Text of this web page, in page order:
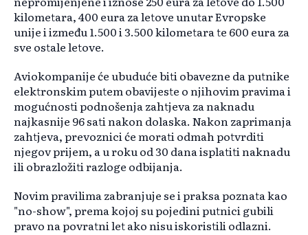
kilometara, 400 eura za letove unutar Evropske
unije i između 1.500 i 3.500 kilometara te 600 eura za
sve ostale letove.
Aviokompanije će ubuduće biti obavezne da putnike
elektronskim putem obavijeste o njihovim pravima i
mogućnosti podnošenja zahtjeva za naknadu
najkasnije 96 sati nakon dolaska. Nakon zaprimanja
zahtjeva, prevoznici će morati odmah potvrditi
njegov prijem, a u roku od 30 dana isplatiti naknadu
ili obrazložiti razloge odbijanja.
Novim pravilima zabranjuje se i praksa poznata kao
"no-show", prema kojoj su pojedini putnici gubili
pravo na povratni let ako nisu iskoristili odlazni.